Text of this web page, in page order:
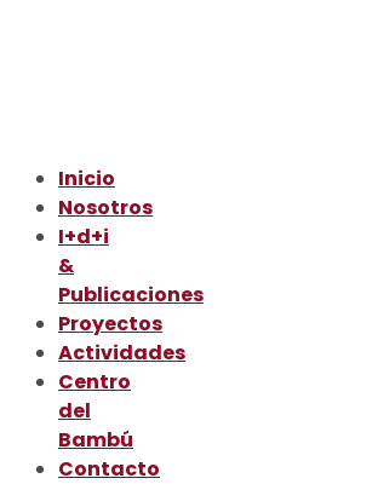
Inicio
Nosotros
I+d+i
&
Publicaciones
Proyectos
Actividades
Centro
del
Bambú
Contacto